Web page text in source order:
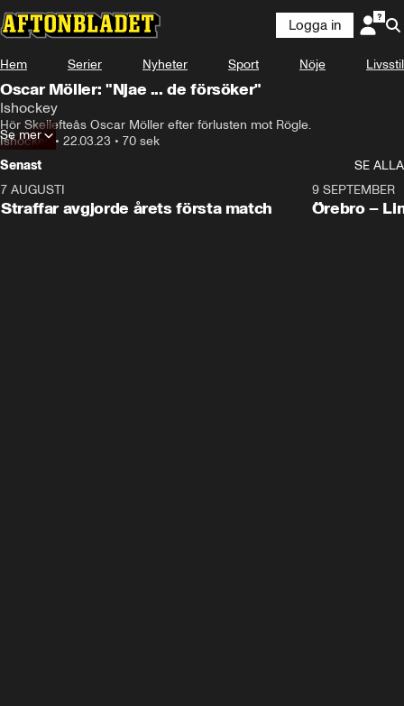
Logga in
Hem Serier Nyheter Sport Nöje Livsstil
Oscar Möller: "Njae ... de försöker"
Ishockey
Hör Skellefteås Oscar Möller efter förlusten mot Rögle.
Ishockey• 22.03.23 • 70 sek
Se mer
Senast
SE ALLA
7 AUGUSTI
Straffar avgjorde årets första match
Plus
9 SEPTEMBER
Örebro –